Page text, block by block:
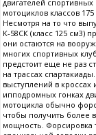
двигателей спортивных
мотоциклов классов 175
Несмотря на то что
К-58СК (класс 125 см3)
они остаются на
многих спортивных
предстоит еще не раз
на трассах
выступлений в кроссах
ипподромных гонках
мотоцикла обычно
чтобы получить более
мощность. Форсировка